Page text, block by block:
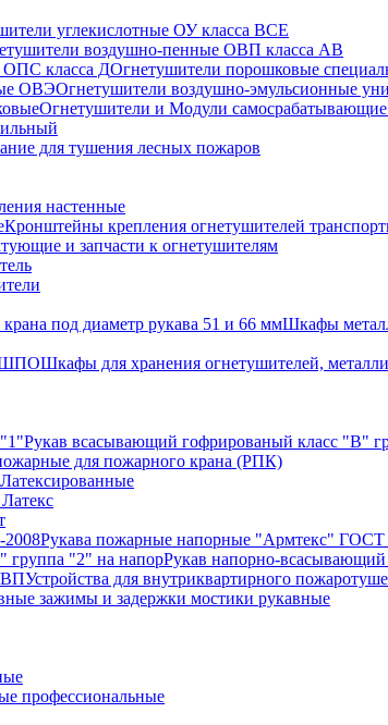
углекислотные ОУ класса ВСЕ
воздушно-пенные ОВП класса АВ
Огнетушители порошковые
Огнетушители воздушно-эмульсионные
Огнетушители и Модули
для тушения лесных пожаров
настенные
Кронштейны крепления огнетушителей
и запчасти к огнетушителям
Шкафы
Шкафы для хранения огнетушителей,
Рукав всасывающий гофрированый класс "В"
для пожарного крана (РПК)
Рукава пожарные напорные "Армтекс" ГОСТ
Рукав напорно-
Устройства для внутриквартирного
зажимы и задержки мостики рукавные
профессиональные